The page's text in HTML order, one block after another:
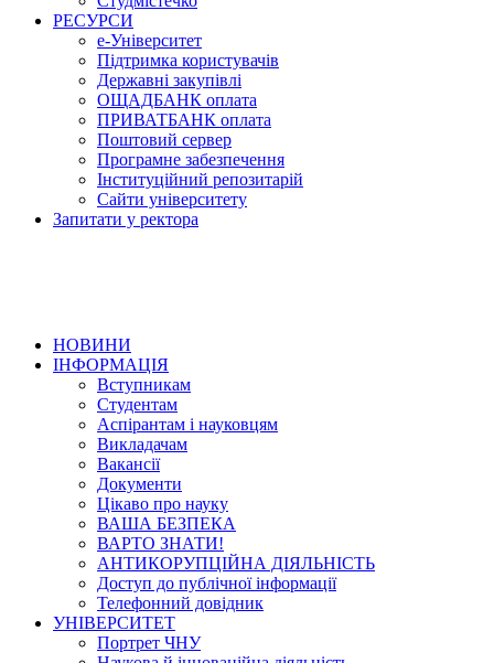
РЕСУРСИ
е-Університет
Підтримка користувачів
Державні закупівлі
ОЩАДБАНК оплата
ПРИВАТБАНК оплата
Поштовий сервер
Програмне забезпечення
Інституційний репозитарій
Сайти університету
Запитати у ректора
НОВИНИ
ІНФОРМАЦІЯ
Вступникам
Студентам
Аспірантам і науковцям
Викладачам
Вакансії
Документи
Цікаво про науку
ВАША БЕЗПЕКА
ВАРТО ЗНАТИ!
АНТИКОРУПЦІЙНА ДІЯЛЬНІСТЬ
Доступ до публічної інформації
Телефонний довідник
УНІВЕРСИТЕТ
Портрет ЧНУ